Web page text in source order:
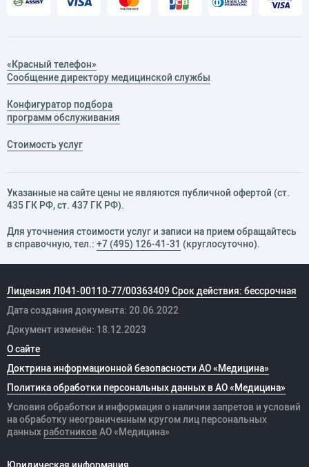
«Красный телефон»
Сообщение директору медицинской службы
Конфигуратор подбора
программ обслуживания
Стоимость услуг
Указанные на сайте цены не являются публичной офертой (ст.
435 ГК РФ, cт. 437 ГК РФ).
Для уточнения стоимости услуг и записи на прием обращайтесь
в справочную, тел.: +7 (495) 126-41-31 (круглосуточно).
Лицензия Л041-00110-77/00363409 Срок действия: бессрочная
Дата создания документа: 20.06.2022
Документ изменён: 18.12.2023
О сайте
Доктрина информационной безопасности АО «Медицина»
Политика обработки персональных данных в АО «Медицина»
Условия обработки и информация о наличии запретов и условий
на обработку неограниченным кругом лиц персональных
данных работников АО «Медицина»